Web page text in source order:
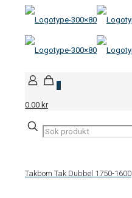
0
0.00 kr
Takbom Tak Dubbel 1750-1600